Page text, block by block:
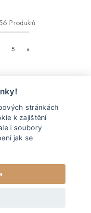
Produktů
5 »
stránkách
k zajištění
i soubory
jak se